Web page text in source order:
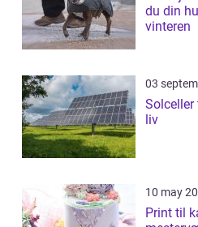
du din
vinteren
03
liv
10 may
Print til